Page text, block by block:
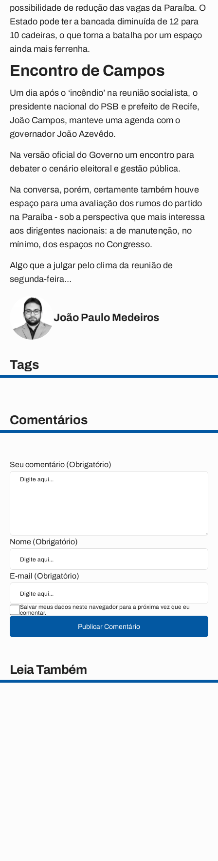
possibilidade de redução das vagas da Paraíba. O
Estado pode ter a bancada diminuída de 12 para
10 cadeiras, o que torna a batalha por um espaço
ainda mais ferrenha.
Encontro de Campos
Um dia após o ‘incêndio’ na reunião socialista, o
presidente nacional do PSB e prefeito de Recife,
João Campos, manteve uma agenda com o
governador João Azevêdo.
Na versão oficial do Governo um encontro para
debater o cenário eleitoral e gestão pública.
Na conversa, porém, certamente também houve
espaço para uma avaliação dos rumos do partido
na Paraíba - sob a perspectiva que mais interessa
aos dirigentes nacionais: a de manutenção, no
mínimo, dos espaços no Congresso.
Algo que a julgar pelo clima da reunião de
segunda-feira…
João Paulo Medeiros
Tags
Comentários
Seu comentário (Obrigatório)
Nome (Obrigatório)
E-mail (Obrigatório)
Salvar meus dados neste navegador para a próxima vez que eu
comentar.
Publicar Comentário
Leia Também